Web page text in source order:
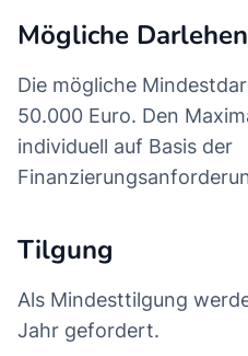
Mögliche
Die mögliche
50.000 Euro. Den
individuell auf Basis der
Tilgung
Als Mindesttilgung
Jahr gefordert.